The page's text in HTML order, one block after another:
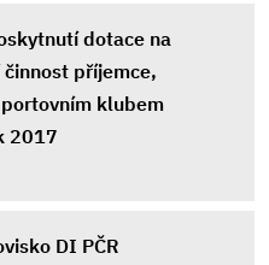
dotace na
příjemce,
klubem
2017
DI PČR